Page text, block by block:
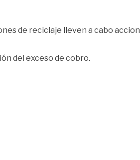
de reciclaje lleven a cabo
del exceso de cobro.